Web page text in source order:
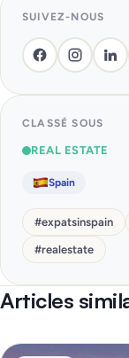
SUIVEZ-NOUS
CLASSÉ SOUS
REAL ESTATE
Spain
#expatsinspain
#realestate
Articles